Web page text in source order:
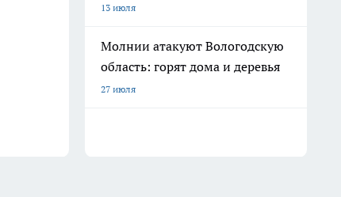
13 июля
Молнии атакуют Вологодскую
область: горят дома и деревья
27 июля